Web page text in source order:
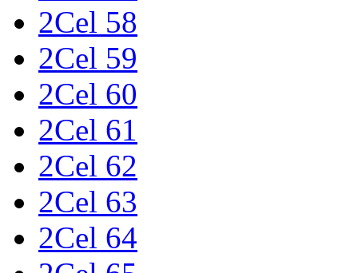
2Cel 58
2Cel 59
2Cel 60
2Cel 61
2Cel 62
2Cel 63
2Cel 64